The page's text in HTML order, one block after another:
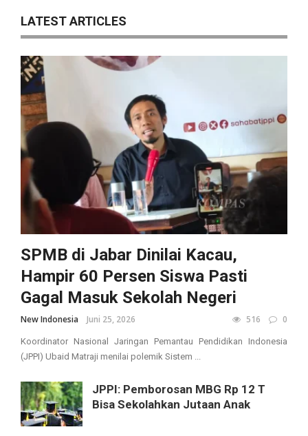
LATEST ARTICLES
SPMB di Jabar Dinilai Kacau,
Hampir 60 Persen Siswa Pasti
Gagal Masuk Sekolah Negeri
New Indonesia Juni 25, 2026 516 0
Koordinator Nasional Jaringan Pemantau Pendidikan Indonesia
(JPPI) Ubaid Matraji menilai polemik Sistem ...
JPPI: Pemborosan MBG Rp 12 T
Bisa Sekolahkan Jutaan Anak